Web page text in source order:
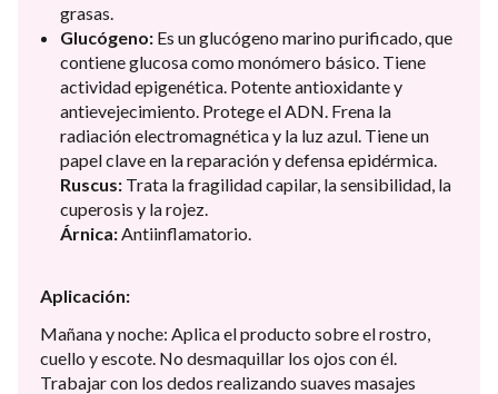
grasas.
Glucógeno: Es un glucógeno marino purificado, que
contiene glucosa como monómero básico. Tiene
actividad epigenética. Potente antioxidante y
antievejecimiento. Protege el ADN. Frena la
radiación electromagnética y la luz azul. Tiene un
papel clave en la reparación y defensa epidérmica.
Ruscus: Trata la fragilidad capilar, la sensibilidad, la
cuperosis y la rojez.
Árnica: Antiinflamatorio.
Aplicación:
Mañana y noche: Aplica el producto sobre el rostro,
cuello y escote. No desmaquillar los ojos con él.
Trabajar con los dedos realizando suaves masajes